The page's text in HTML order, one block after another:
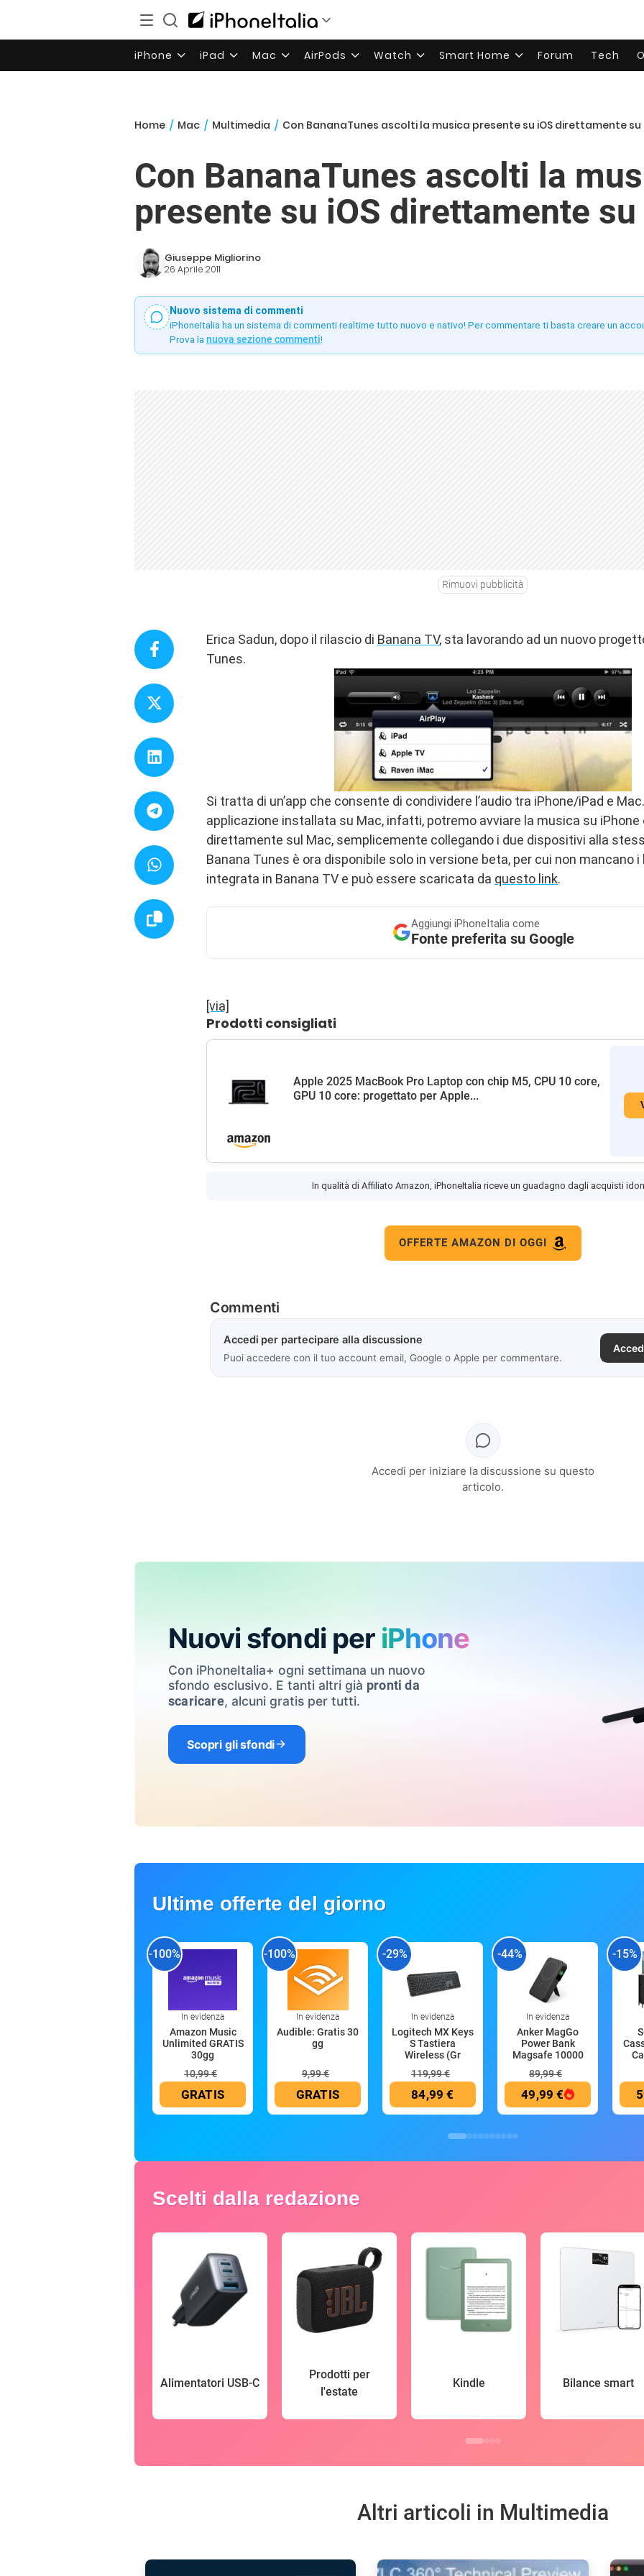
iPhone iPad Mac AirPods Watch Smart Home Forum Tech
Home / Mac / Multimedia / Con BananaTunes ascolti la musica presente su iOS direttamente su
Con BananaTunes ascolti la
presente su iOS direttamente
Giuseppe Migliorino
26 Aprile 2011
Nuovo sistema di commenti
iPhoneItalia ha un sistema di commenti realtime tutto nuovo e nativo! Per commentare ti basta creare un
Prova la nuova sezione commenti!
Rimuovi pubblicità
Erica Sadun, dopo il rilascio di Banana TV, sta lavorando ad un nuovo
Tunes.
Si tratta di un’app che consente di condividere l’audio tra iPhone/iPad e
applicazione installata su Mac, infatti, potremo avviare la musica su iPhone
direttamente sul Mac, semplicemente collegando i due dispositivi alla
Banana Tunes è ora disponibile solo in versione beta, per cui non mancano
integrata in Banana TV e può essere scaricata da questo link.
Aggiungi iPhoneItalia come
Fonte preferita su Google
[via]
Prodotti consigliati
Apple 2025 MacBook Pro Laptop con chip M5, CPU 10 core,
GPU 10 core: progettato per Apple...
In qualità di Affiliato Amazon, iPhoneItalia riceve un guadagno dagli acquisti
OFFERTE AMAZON DI OGGI
Commenti
Accedi per partecipare alla discussione
Puoi accedere con il tuo account email, Google o Apple per commentare.
Accedi per iniziare la discussione su questo
articolo.
Nuovi sfondi per iPhone
Con iPhoneItalia+ ogni settimana un nuovo
sfondo esclusivo. E tanti altri già pronti da
scaricare, alcuni gratis per tutti.
Scopri gli sfondi
Ultime offerte del giorno
-100%
In evidenza
Amazon Music
Unlimited GRATIS
30gg
10,99 €
GRATIS
-100%
In evidenza
Audible: Gratis 30
gg
9,99 €
GRATIS
-29%
In evidenza
Logitech MX Keys
S Tastiera
Wireless (Gr
119,99 €
84,99 €
-44%
In evidenza
Anker MagGo
Power Bank
Magsafe 10000
89,99 €
49,99 €
-15%
Scelti dalla redazione
Alimentatori USB-C
Prodotti per
l'estate
Kindle Bilance smart
Altri articoli in Multimedia